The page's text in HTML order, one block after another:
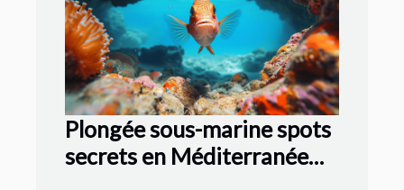
Plongée sous-marine spots
secrets en Méditerranée